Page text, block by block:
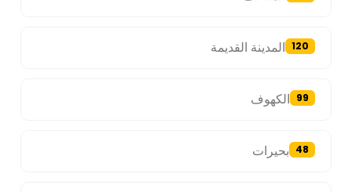
المدينة القديمة 120
الكهوف 99
بحيرات 48